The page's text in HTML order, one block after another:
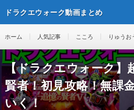
ドラクエウォーク動画まとめ
ホーム 人気記事 こころ りゅうお
【ドラクエウォーク】
賢者！初見攻略！無課
いく！